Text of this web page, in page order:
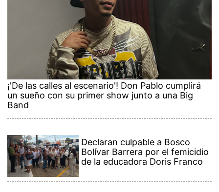
¡'De las calles al escenario'! Don Pablo cumplirá
un sueño con su primer show junto a una Big
Band
Declaran culpable a Bosco
Bolívar Barrera por el femicidio
de la educadora Doris Franco